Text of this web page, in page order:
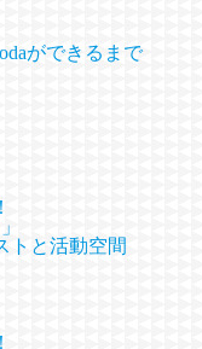
ができるまで
トと活動空間